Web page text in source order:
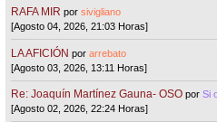
RAFA MIR porsivigliano
[Agosto 04, 2026, 21:03 Horas]
LA AFICIÓN porarrebato
[Agosto 03, 2026, 13:11 Horas]
Re: Joaquín Martínez Gauna- OSO porSi
[Agosto 02, 2026, 22:24 Horas]